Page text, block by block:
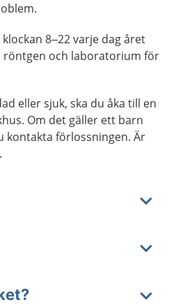
8–22 varje dag året
och laboratorium för
eller sjuk, ska du åka till en
Om det gäller ett barn
kontakta förlossningen. Är